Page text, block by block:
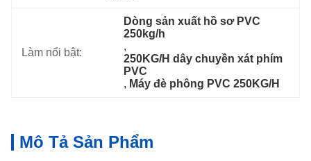
Làm nổi bật:
Dòng sản xuất hồ sơ PVC
250kg/h
,
250KG/H dây chuyền xát phím
PVC
, Máy đè phông PVC 250KG/H
Mô Tả Sản Phẩm